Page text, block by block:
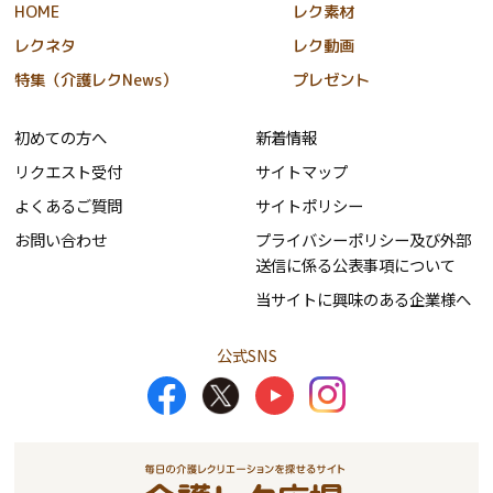
HOME
レク素材
レクネタ
レク動画
特集（介護レクNews）
プレゼント
初めての方へ
リクエスト受付
よくあるご質問
お問い合わせ
新着情報
サイトマップ
サイトポリシー
プライバシーポリシー及び外部
送信に係る公表事項について
当サイトに興味のある企業様へ
公式SNS